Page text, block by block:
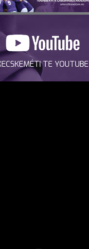
TE YOUTUBE